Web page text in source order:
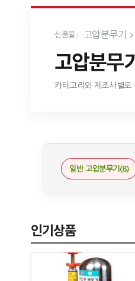
신품몰 고압분무기
고압분무
카테고리와 제조사별로
일반 고압분무기(8)
인기상품